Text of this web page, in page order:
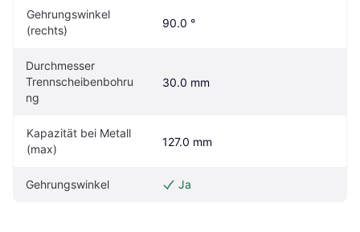
Gehrungswinkel
(rechts)
90.0 °
Durchmesser
Trennscheibenbohru
ng
30.0 mm
Kapazität bei Metall
(max)
127.0 mm
Gehrungswinkel Ja